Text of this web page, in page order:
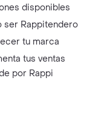
disponibles
ser Rappitendero
tu marca
tus ventas
por Rappi